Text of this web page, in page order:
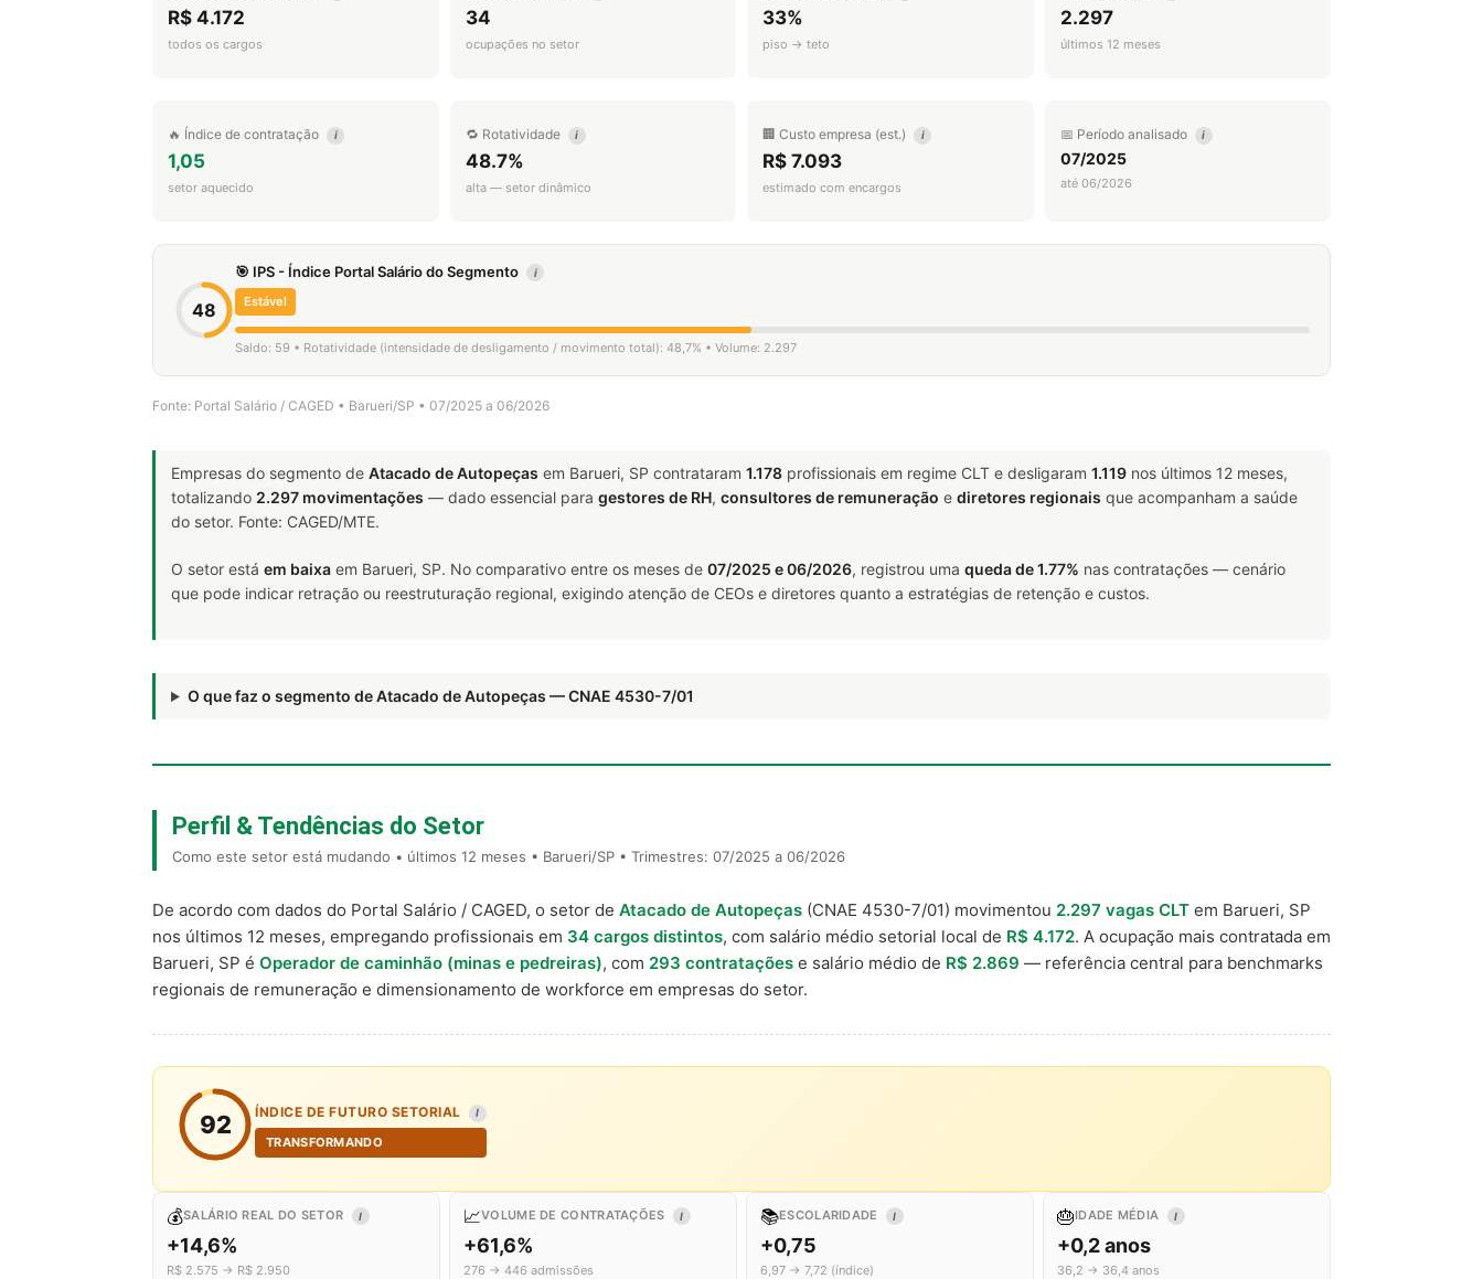
R$ 4.172
todos os cargos
34
ocupações no setor
33%
piso → teto
2.297
últimos 12 meses
🔥 Índice de contratação i
1,05
setor aquecido
🔁 Rotatividade i
48.7%
alta — setor dinâmico
🏢 Custo empresa (est.) i
R$ 7.093
estimado com encargos
📅 Período analisado i
07/2025
até 06/2026
48
🎯 IPS - Índice Portal Salário do Segmento i
Estável
Saldo: 59 • Rotatividade (intensidade de desligamento / movimento total): 48,7% • Volume: 2.297
Fonte: Portal Salário / CAGED • Barueri/SP • 07/2025 a 06/2026
Empresas do segmento de Atacado de Autopeças em Barueri, SP contrataram 1.178 profissionais em regime CLT e desligaram 1.119 nos últimos 12 meses,
totalizando 2.297 movimentações — dado essencial para gestores de RH, consultores de remuneração e diretores regionais que acompanham a saúde
do setor. Fonte: CAGED/MTE.
O setor está em baixa em Barueri, SP. No comparativo entre os meses de 07/2025 e 06/2026, registrou uma queda de 1.77% nas contratações — cenário
que pode indicar retração ou reestruturação regional, exigindo atenção de CEOs e diretores quanto a estratégias de retenção e custos.
O que faz o segmento de Atacado de Autopeças — CNAE 4530-7/01
Perfil & Tendências do Setor
Como este setor está mudando • últimos 12 meses • Barueri/SP • Trimestres: 07/2025 a 06/2026
De acordo com dados do Portal Salário / CAGED, o setor de Atacado de Autopeças (CNAE 4530-7/01) movimentou 2.297 vagas CLT em Barueri, SP
nos últimos 12 meses, empregando profissionais em 34 cargos distintos, com salário médio setorial local de R$ 4.172. A ocupação mais contratada em
Barueri, SP é Operador de caminhão (minas e pedreiras), com 293 contratações e salário médio de R$ 2.869 — referência central para benchmarks
regionais de remuneração e dimensionamento de workforce em empresas do setor.
92 ÍNDICE DE FUTURO SETORIAL I
TRANSFORMANDO
💰SALÁRIO REAL DO SETOR I
+14,6%
R$ 2.575 → R$ 2.950
📈VOLUME DE CONTRATAÇÕES I
+61,6%
276 → 446 admissões
📚ESCOLARIDADE I
+0,75
6,97 → 7,72 (índice)
🎂IDADE MÉDIA I
+0,2 anos
36,2 → 36,4 anos